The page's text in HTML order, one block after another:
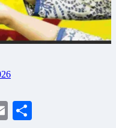
Email